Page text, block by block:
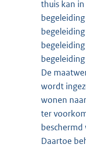
thuis kan
De
wordt
wonen
ter
Daartoe